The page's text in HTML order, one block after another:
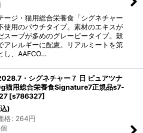
ージ・猫用総合栄養食「シグネチャー
使用のパウチタイプ。素材のエキスが
スープが多めのグレービータイプ。穀
アレルギーに配慮。リアルミートを第
し、AAFCO…
・シグネチャー７ 日 ピュアツナ
猫用総合栄養食Signature7正規品s7-
[s786327]
)
格: 264円